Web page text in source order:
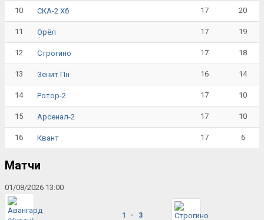
10 СКА-2 Хб 17 20
11 Орёл 17 19
12 Строгино 17 18
13 Зенит Пн 16 14
14 Ротор-2 17 10
15 Арсенал-2 17 10
16 Квант 17 6
Матчи
01/08/2026 13:00
1 - 3